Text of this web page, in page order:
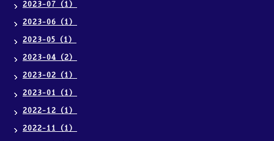
2023-07（1）
2023-06（1）
2023-05（1）
2023-04（2）
2023-02（1）
2023-01（1）
2022-12（1）
2022-11（1）